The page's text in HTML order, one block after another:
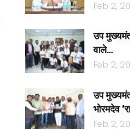
Feb 2,
उप
वाले…
Feb 2,
उप
भोरमदेव
Feb 2,